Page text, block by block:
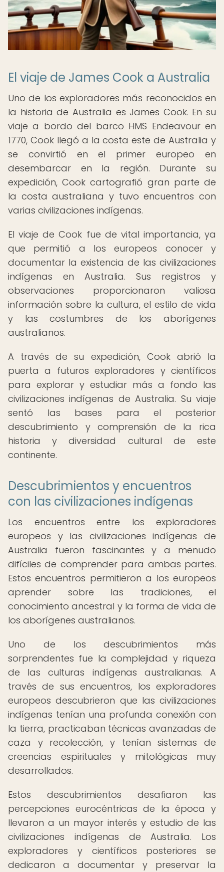
El viaje de James Cook a Australia
Uno de los exploradores más reconocidos en
la historia de Australia es James Cook. En su
viaje a bordo del barco HMS Endeavour en
1770, Cook llegó a la costa este de Australia y
se convirtió en el primer europeo en
desembarcar en la región. Durante su
expedición, Cook cartografió gran parte de
la costa australiana y tuvo encuentros con
varias civilizaciones indígenas.
El viaje de Cook fue de vital importancia, ya
que permitió a los europeos conocer y
documentar la existencia de las civilizaciones
indígenas en Australia. Sus registros y
observaciones proporcionaron valiosa
información sobre la cultura, el estilo de vida
y las costumbres de los aborígenes
australianos.
A través de su expedición, Cook abrió la
puerta a futuros exploradores y científicos
para explorar y estudiar más a fondo las
civilizaciones indígenas de Australia. Su viaje
sentó las bases para el posterior
descubrimiento y comprensión de la rica
historia y diversidad cultural de este
continente.
Descubrimientos y encuentros
con las civilizaciones indígenas
Los encuentros entre los exploradores
europeos y las civilizaciones indígenas de
Australia fueron fascinantes y a menudo
difíciles de comprender para ambas partes.
Estos encuentros permitieron a los europeos
aprender sobre las tradiciones, el
conocimiento ancestral y la forma de vida de
los aborígenes australianos.
Uno de los descubrimientos más
sorprendentes fue la complejidad y riqueza
de las culturas indígenas australianas. A
través de sus encuentros, los exploradores
europeos descubrieron que las civilizaciones
indígenas tenían una profunda conexión con
la tierra, practicaban técnicas avanzadas de
caza y recolección, y tenían sistemas de
creencias espirituales y mitológicas muy
desarrollados.
Estos descubrimientos desafiaron las
percepciones eurocéntricas de la época y
llevaron a un mayor interés y estudio de las
civilizaciones indígenas de Australia. Los
exploradores y científicos posteriores se
dedicaron a documentar y preservar la